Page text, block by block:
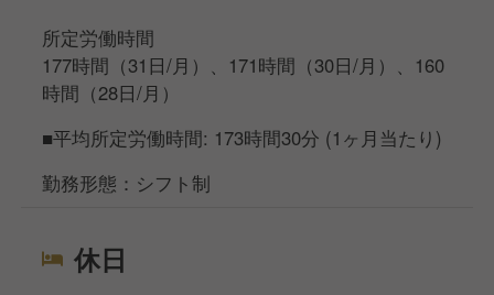
所定労働時間
177時間（31日/月）、171時間（30日/月）、160
時間（28日/月）
■平均所定労働時間: 173時間30分 (1ヶ月当たり)
勤務形態：シフト制
休日